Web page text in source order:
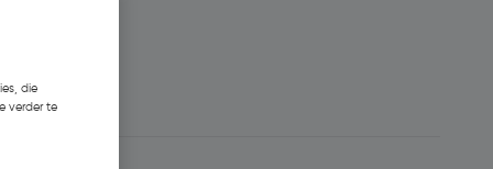
die
verder te